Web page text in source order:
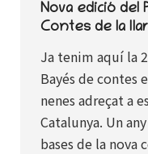
Nova edició del
Contes de la llar
Ja tenim aquí la
Bayés de contes
nenes adreçat a
Catalunya. Un
bases de la nova